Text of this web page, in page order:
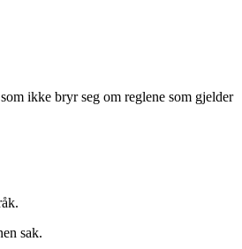
ikke bryr seg om reglene som gjelder
sak.